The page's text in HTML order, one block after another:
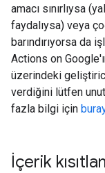
amacı sınırlıysa
faydalıysa) veya
barındırıyorsa da
Actions on
üzerindeki
verdiğini lütfen
fazla bilgi için
İçerik